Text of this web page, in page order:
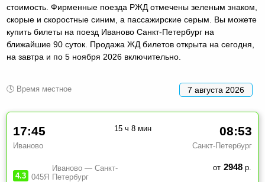
стоимость. Фирменные поезда РЖД отмечены зеленым знаком,
скорые и скоростные синим, а пассажирские серым. Вы можете
купить билеты на поезд Иваново Санкт-Петербург на
ближайшие 90 суток. Продажа ЖД билетов открыта на сегодня,
на завтра и по 5 ноября 2026 включительно.
🕓 Время местное 7 августа 2026
4.3 045Я
Иваново — Санкт-
Петербург
17:45
Иваново
08:53
Санкт-Петербург
15 ч 8 мин
от 2948р.